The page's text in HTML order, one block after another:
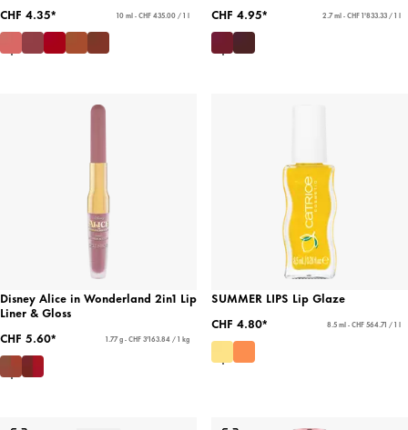
CHF 4.35*
10 ml - CHF 435.00 / 1 l
CHF 4.95*
2.7 ml - CHF 1'833.33 / 1 l
Disney Alice in Wonderland 2in1 Lip
Liner & Gloss
CHF 5.60*
1.77 g - CHF 3'163.84 / 1 kg
SUMMER LIPS Lip Glaze
CHF 4.80*
8.5 ml - CHF 564.71 / 1 l